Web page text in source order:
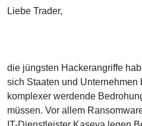
Liebe Trader,
die jüngsten Hackerangriffe
sich Staaten und Unternehmen
komplexer werdende
müssen. Vor allem